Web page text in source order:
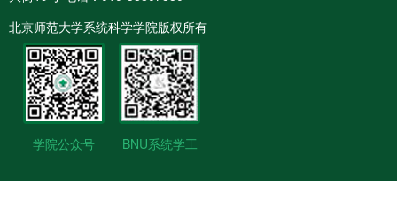
北京师范大学系统科学学院版权所有
学院公众号 BNU系统学工